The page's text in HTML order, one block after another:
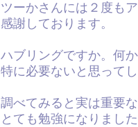
ツーかさんには２度も
感謝しております。
ハブリングですか。何
特に必要ないと思って
調べてみると実は重要
とても勉強になりまし